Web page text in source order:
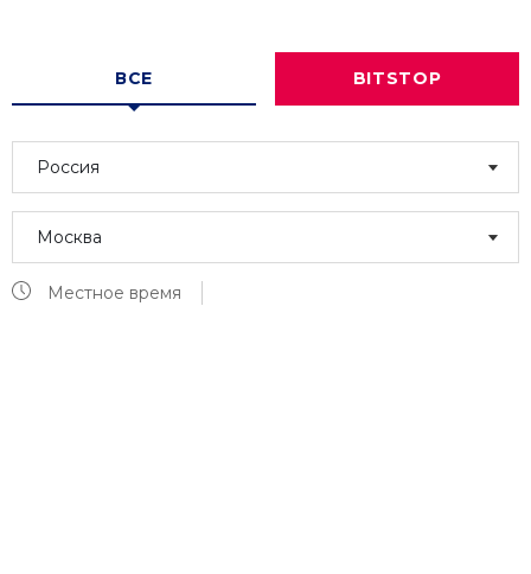
ВСЕ BITSTOP
Россия
Москва
Местное время